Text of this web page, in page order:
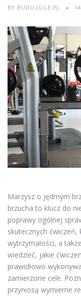
BY BUDUJSILE.PL
Marzysz o jędrnym
brzucha to klucz do
poprawy ogólnej
skutecznych ćwiczeń,
wytrzymałości, a
wiedzieć, jakie
prawidłowo
zamierzone cele.
przyniosą wymierne